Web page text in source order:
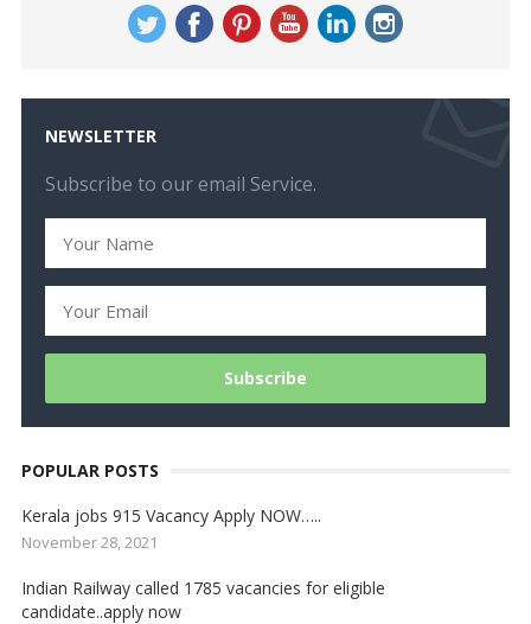
NEWSLETTER
Subscribe to our email Service.
POPULAR POSTS
Kerala jobs 915 Vacancy Apply NOW…..
November 28, 2021
Indian Railway called 1785 vacancies for eligible
candidate..apply now